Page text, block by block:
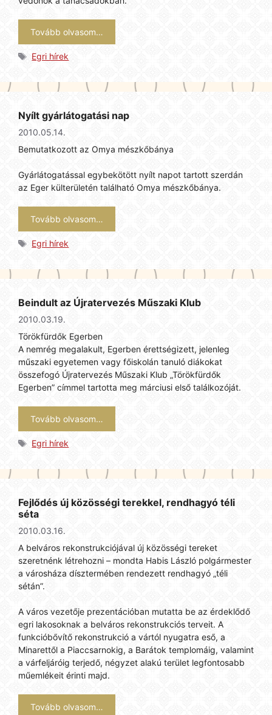
Tovább olvasom…
Címkék
Egri hírek
Nyílt gyárlátogatási nap
2010.05.14.
Bemutatkozott az Omya mészkőbánya
Gyárlátogatással egybekötött nyílt napot tartott szerdán
az Eger külterületén található Omya mészkőbánya.
Tovább olvasom…
Címkék
Egri hírek
Beindult az Újratervezés Műszaki Klub
2010.03.19.
Törökfürdők Egerben
A nemrég megalakult, Egerben érettségizett, jelenleg
műszaki egyetemen vagy főiskolán tanuló diákokat
összefogó Újratervezés Műszaki Klub „Törökfürdők
Egerben” címmel tartotta meg márciusi első találkozóját.
Tovább olvasom…
Címkék
Egri hírek
Fejlődés új közösségi terekkel, rendhagyó téli
séta
2010.03.16.
A belváros rekonstrukciójával új közösségi tereket
szeretnénk létrehozni – mondta Habis László polgármester
a városháza dísztermében rendezett rendhagyó „téli
sétán”.
A város vezetője prezentációban mutatta be az érdeklődő
egri lakosoknak a belváros rekonstrukciós terveit. A
funkcióbővítő rekonstrukció a vártól nyugatra eső, a
Minarettől a Piaccsarnokig, a Barátok templomáig, valamint
a várfeljáróig terjedő, négyzet alakú terület legfontosabb
műemlékeit érinti majd.
Tovább olvasom…